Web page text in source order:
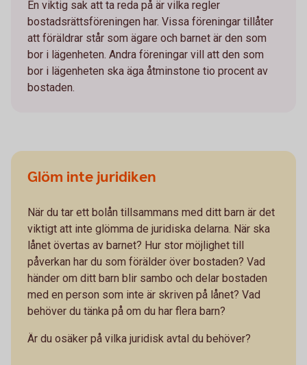
En viktig sak att ta reda på är vilka regler
bostadsrättsföreningen har. Vissa föreningar tillåter
att föräldrar står som ägare och barnet är den som
bor i lägenheten. Andra föreningar vill att den som
bor i lägenheten ska äga åtminstone tio procent av
bostaden.
Glöm inte juridiken
När du tar ett bolån tillsammans med ditt barn är det
viktigt att inte glömma de juridiska delarna. När ska
lånet övertas av barnet? Hur stor möjlighet till
påverkan har du som förälder över bostaden? Vad
händer om ditt barn blir sambo och delar bostaden
med en person som inte är skriven på lånet? Vad
behöver du tänka på om du har flera barn?
Är du osäker på vilka juridisk avtal du behöver?